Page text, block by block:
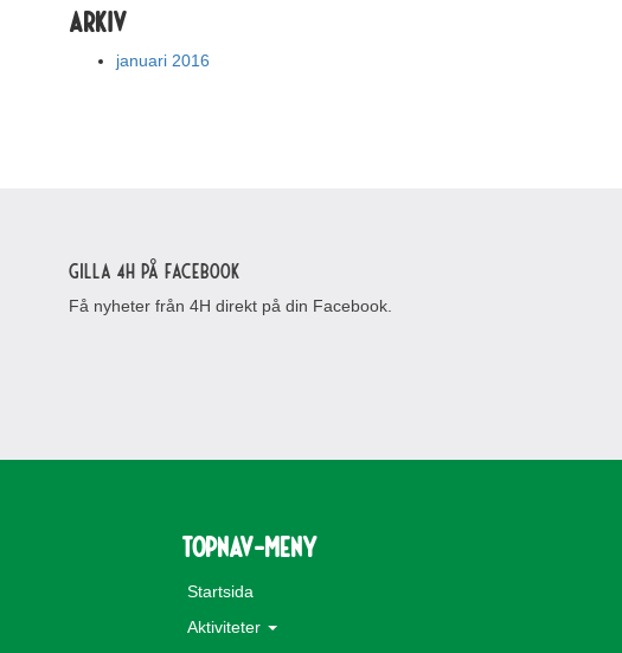
Arkiv
januari 2016
Gilla 4H på Facebook
Få nyheter från 4H direkt på din Facebook.
topnav-meny
Startsida
Aktiviteter